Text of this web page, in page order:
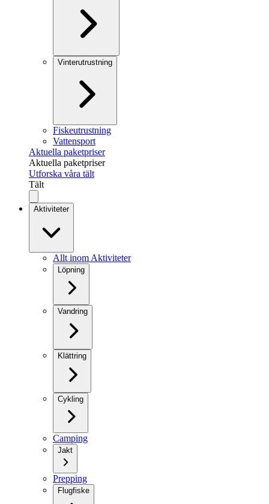
Vinterutrustning
Fiskeutrustning
Vattensport
Aktuella paketpriser
Aktuella paketpriser
Utforska våra tält
Tält
Aktiviteter
Allt inom Aktiviteter
Löpning
Vandring
Klättring
Cykling
Camping
Jakt
Prepping
Flugfiske